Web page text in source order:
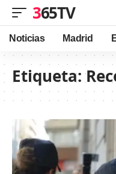
365TV
Noticias Madrid
Etiqueta: